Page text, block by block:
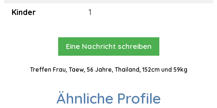
Kinder
1
Eine Nachricht schreiben
Treffen Frau, Taew, 56 Jahre, Thailand, 152cm und 59kg
Ähnliche Profile